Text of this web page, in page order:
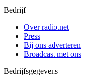
Bedrijf
Over radio.net
Press
Bij ons adverteren
Broadcast met ons
Bedrijfsgegevens